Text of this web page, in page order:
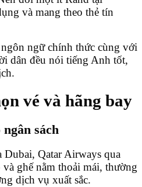
và mang theo thẻ tín
ngữ chính thức cùng với
dân đều nói tiếng Anh tốt,
vé và hãng bay
sách
Dubai, Qatar Airways qua
ghế nằm thoải mái, thường
dịch vụ xuất sắc.